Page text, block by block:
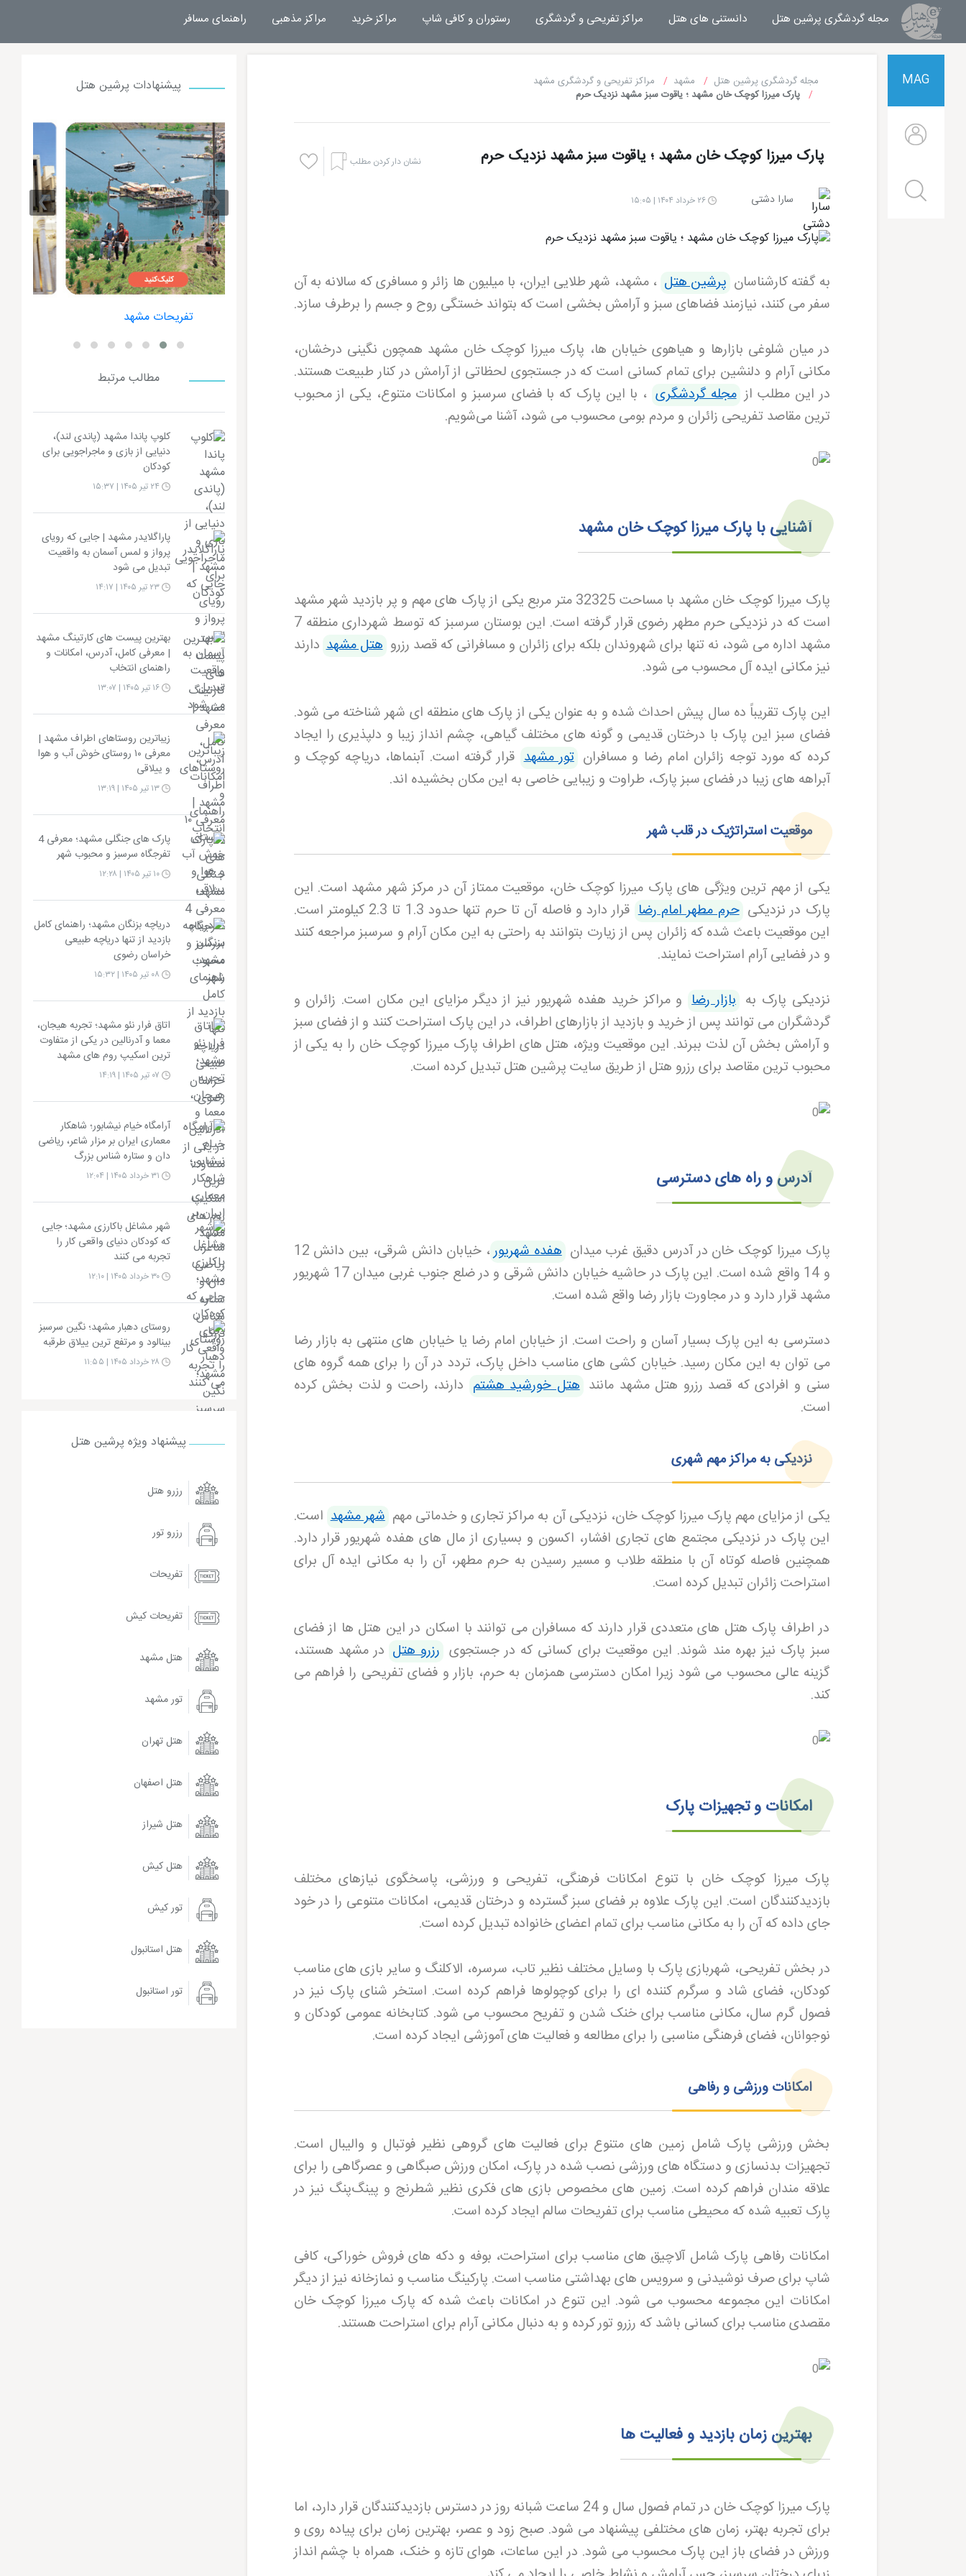
مجله گردشگری پرشین هتل مجله خبری پرشین هتل
دانستنی های هتل مراکز تفریحی و گردشگری رستوران و کافی شاپ مراکز خرید مراکز مذهبی راهنمای مسافر
MAG مجله گردشگری پرشین هتل مشهد
مراکز تفریحی و گردشگری مشهد
پارک میرزا کوچک خان مشهد ؛ یاقوت سبز مشهد نزدیک حرم
پارک میرزا کوچک خان مشهد ؛ یاقوت سبز مشهد نزدیک حرم نشان دار کردن مطلب
سارا دشتی ۲۶ خرداد ۱۴۰۴ | ۱۵:۰۵
به گفته کارشناسان پرشین هتل ، مشهد، شهر طلایی ایران، با میلیون ها زائر و مسافری که سالانه به آن
سفر می کنند، نیازمند فضاهای سبز و آرامش بخشی است که بتواند خستگی روح و جسم را برطرف سازد.
در میان شلوغی بازارها و هیاهوی خیابان ها، پارک میرزا کوچک خان مشهد همچون نگینی درخشان،
مکانی آرام و دلنشین برای تمام کسانی است که در جستجوی لحظاتی از آرامش در کنار طبیعت هستند.
در این مطلب از مجله گردشگری ، با این پارک که با فضای سرسبز و امکانات متنوع، یکی از محبوب
ترین مقاصد تفریحی زائران و مردم بومی محسوب می شود، آشنا می‌شویم.
آشنایی با پارک میرزا کوچک خان مشهد
پارک میرزا کوچک خان مشهد با مساحت 32325 متر مربع یکی از پارک های مهم و پر بازدید شهر مشهد
است که در نزدیکی حرم مطهر رضوی قرار گرفته است. این بوستان سرسبز که توسط شهرداری منطقه 7
مشهد اداره می شود، نه تنها برای شهروندان بلکه برای زائران و مسافرانی که قصد رزرو هتل مشهد دارند
نیز مکانی ایده آل محسوب می شود.
این پارک تقریباً ده سال پیش احداث شده و به عنوان یکی از پارک های منطقه ای شهر شناخته می شود.
فضای سبز این پارک با درختان قدیمی و گونه های مختلف گیاهی، چشم انداز زیبا و دلپذیری را ایجاد
کرده که مورد توجه زائران امام رضا و مسافران تور مشهد قرار گرفته است. آبنماها، دریاچه کوچک و
آبراهه های زیبا در فضای سبز پارک، طراوت و زیبایی خاصی به این مکان بخشیده اند.
موقعیت استراتژیک در قلب شهر
یکی از مهم ترین ویژگی های پارک میرزا کوچک خان، موقعیت ممتاز آن در مرکز شهر مشهد است. این
پارک در نزدیکی حرم مطهر امام رضا
قرار دارد و فاصله آن تا حرم تنها حدود 1.3 تا 2.3 کیلومتر است.
این موقعیت باعث شده که زائران پس از زیارت بتوانند به راحتی به این مکان آرام و سرسبز مراجعه کنند
و در فضایی آرام استراحت نمایند.
نزدیکی پارک به بازار رضا و مراکز خرید هفده شهریور نیز از دیگر مزایای این مکان است. زائران و
گردشگران می توانند پس از خرید و بازدید از بازارهای اطراف، در این پارک استراحت کنند و از فضای سبز
و آرامش بخش آن لذت ببرند. این موقعیت ویژه، هتل های اطراف پارک میرزا کوچک خان را به یکی از
محبوب ترین مقاصد برای رزرو هتل از طریق سایت پرشین هتلتبدیل کرده است.
آدرس و راه های دسترسی
پارک میرزا کوچک خان در آدرس دقیق غرب میدان هفده شهریور
، خیابان دانش شرقی، بین دانش 12
و 14 واقع شده است. این پارک در حاشیه خیابان دانش شرقی و در ضلع جنوب غربی میدان 17 شهریور
مشهد قرار دارد و در مجاورت بازار رضا واقع شده است.
دسترسی به این پارک بسیار آسان و راحت است. از خیابان امام رضا یا خیابان های منتهی به بازار رضا
می توان به این مکان رسید. خیابان کشی های مناسب داخل پارک، تردد در آن را برای همه گروه های
سنی و افرادی که قصد رزرو هتل مشهد مانند هتل خورشید هشتم دارند، راحت و لذت بخش کرده
است.
نزدیکی به مراکز مهم شهری
یکی از مزایای مهم پارک میرزا کوچک خان، نزدیکی آن به مراکز تجاری و خدماتی مهم شهر مشهد است.
این پارک در نزدیکی مجتمع های تجاری افشار، اکسون و بسیاری از مال های هفده شهریور قرار دارد.
همچنین فاصله کوتاه آن با منطقه طلاب و مسیر رسیدن به حرم مطهر، آن را به مکانی ایده آل برای
استراحت زائران تبدیل کرده است.
در اطراف پارک هتل های متعددی قرار دارند که مسافران می توانند با اسکان در این هتل ها از فضای
سبز پارک نیز بهره مند شوند. این موقعیت برای کسانی که در جستجوی رزرو هتل در مشهد هستند،
گزینه عالی محسوب می شود زیرا امکان دسترسی همزمان به حرم، بازار و فضای تفریحی را فراهم می
کند.
امکانات و تجهیزات پارک
پارک میرزا کوچک خان با تنوع امکانات فرهنگی، تفریحی و ورزشی، پاسخگوی نیازهای مختلف
بازدیدکنندگان است. این پارک علاوه بر فضای سبز گسترده و درختان قدیمی، امکانات متنوعی را در خود
جای داده که آن را به مکانی مناسب برای تمام اعضای خانواده تبدیل کرده است.
در بخش تفریحی، شهربازی پارک با وسایل مختلف نظیر تاب، سرسره، الاکلنگ و سایر بازی های مناسب
کودکان، فضای شاد و سرگرم کننده ای را برای کوچولوها فراهم کرده است. استخر شنای پارک نیز در
فصول گرم سال، مکانی مناسب برای خنک شدن و تفریح محسوب می شود. کتابخانه عمومی کودکان و
نوجوانان، فضای فرهنگی مناسبی را برای مطالعه و فعالیت های آموزشی ایجاد کرده است.
امکانات ورزشی و رفاهی
بخش ورزشی پارک شامل زمین های متنوع برای فعالیت های گروهی نظیر فوتبال و والیبال است.
تجهیزات بدنسازی و دستگاه های ورزشی نصب شده در پارک، امکان ورزش صبگاهی و عصرگاهی را برای
علاقه مندان فراهم کرده است. زمین های مخصوص بازی های فکری نظیر شطرنج و پینگ‌پنگ نیز در
پارک تعبیه شده که محیطی مناسب برای تفریحات سالم ایجاد کرده است.
امکانات رفاهی پارک شامل آلاچیق های مناسب برای استراحت، بوفه و دکه های فروش خوراکی، کافی
شاپ برای صرف نوشیدنی و سرویس های بهداشتی مناسب است. پارکینگ مناسب و نمازخانه نیز از دیگر
امکانات این مجموعه محسوب می شود. این تنوع در امکانات باعث شده که پارک میرزا کوچک خان
مقصدی مناسب برای کسانی باشد که رزرو تورکرده و به دنبال مکانی آرام برای استراحت هستند.
بهترین زمان بازدید و فعالیت ها
پارک میرزا کوچک خان در تمام فصول سال و 24 ساعت شبانه روز در دسترس بازدیدکنندگان قرار دارد، اما
برای تجربه بهتر، زمان های مختلفی پیشنهاد می شود. صبح زود و عصر، بهترین زمان برای پیاده روی و
ورزش در فضای باز این پارک محسوب می شود. در این ساعات، هوای تازه و خنک، همراه با چشم انداز
پیشنهادات پرشین هتل
هتل الماس 2 مشهد هتل بشری مشهد تفریحات مشهد هتل های مشهد
‹
›
مطالب مرتبط
کلوپ پاندا مشهد (پاندی لند)،
دنیایی از بازی و ماجراجویی برای
کودکان
پاراگلایدر مشهد | جایی که رویای
پرواز و لمس آسمان به واقعیت
تبدیل می شود
۲۳ تیر ۱۴۰۵ | ۱۴:۱۷
بهترین پیست های کارتینگ مشهد
| معرفی کامل، آدرس، امکانات و
راهنمای انتخاب
۱۶ تیر ۱۴۰۵ | ۱۳:۰۷
زیباترین روستاهای اطراف مشهد |
معرفی ۱۰ روستای خوش آب و هوا
و ییلاقی
۱۳ تیر ۱۴۰۵ | ۱۳:۱۹
پارک های جنگلی مشهد؛ معرفی 4
تفرجگاه سرسبز و محبوب شهر
۱۰ تیر ۱۴۰۵ | ۱۲:۲۸
دریاچه بزنگان مشهد؛ راهنمای کامل
بازدید از تنها دریاچه طبیعی
خراسان رضوی
اتاق فرار نئو مشهد؛ تجربه هیجان،
معما و آدرنالین در یکی از متفاوت
ترین اسکیپ روم های مشهد
آرامگاه خیام نیشابور؛ شاهکار
معماری ایران بر مزار شاعر، ریاضی
دان و ستاره شناس بزرگ
شهر مشاغل باکارزی مشهد؛ جایی
که کودکان دنیای واقعی کار را
تجربه می کنند
۳۰ خرداد ۱۴۰۵ | ۱۲:۱۰
روستای دهبار مشهد؛ نگین سرسبز
بینالود و مرتفع ترین ییلاق طرقبه
پیشنهاد ویژه پرشین هتل
رزرو هتل
رزرو تور
تفریحات
تفریحات کیش
هتل مشهد
تور مشهد
هتل تهران
هتل اصفهان
هتل شیراز
هتل کیش
تور کیش
هتل استانبول
تور استانبول